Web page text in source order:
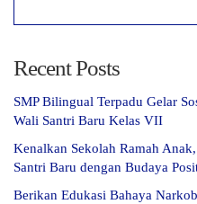
Recent Posts
SMP Bilingual Terpadu Gelar
Wali Santri Baru Kelas VII
Kenalkan Sekolah Ramah
Santri Baru dengan Budaya
Berikan Edukasi Bahaya